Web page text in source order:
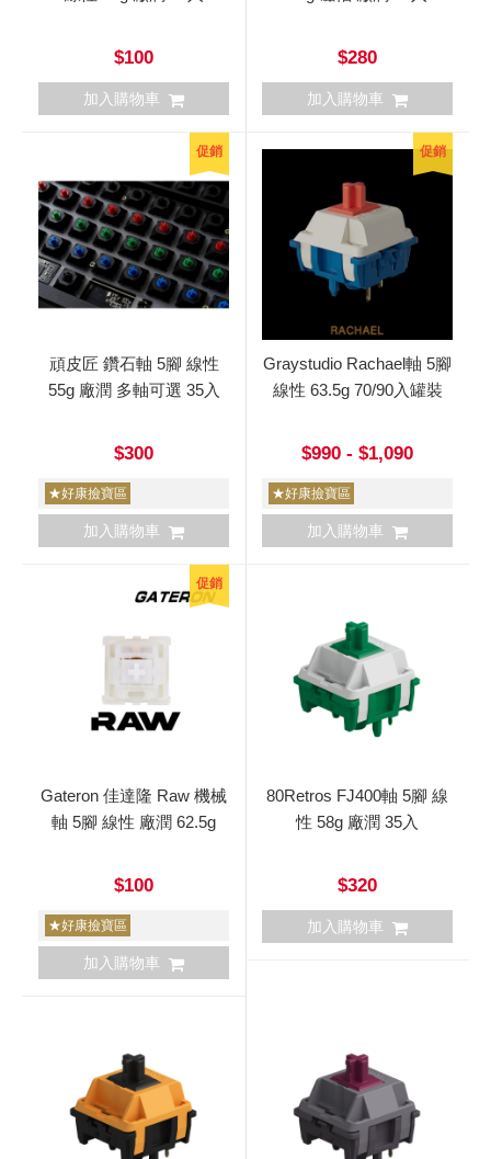
$100
加入購物車
$280
加入購物車
促銷
頑皮匠 鑽石軸 5腳 線性
55g 廠潤 多軸可選 35入
$300
★好康撿寶區
加入購物車
促銷
Graystudio Rachael軸 5腳
線性 63.5g 70/90入罐裝
$990 - $1,090
★好康撿寶區
加入購物車
促銷
Gateron 佳達隆 Raw 機械
軸 5腳 線性 廠潤 62.5g
$100
★好康撿寶區
加入購物車
80Retros FJ400軸 5腳 線
性 58g 廠潤 35入
$320
加入購物車